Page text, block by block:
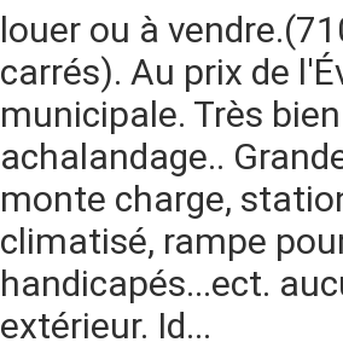
louer ou à
carrés). Au prix de
municipale. Très
achalandage..
monte charge,
climatisé, rampe
handicapés...ect.
extérieur. Id...